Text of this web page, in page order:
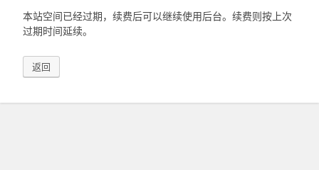
本站空间已经过期，续费后可以继续使用后台。续费则按上次
过期时间延续。
返回